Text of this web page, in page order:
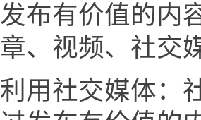
发布有价值的内
章、视频、社交
利用社交媒体：